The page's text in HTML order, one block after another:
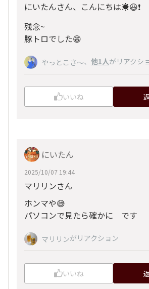
にいたんさん、こんにちは☀️😃❗️
残念~
豚トロでした😁
やっとこさ～、 他1人がリアクシ
いいね
にいたん
2025/10/07 19:44
マリリンさん
ホンマや😅
パソコンで見たら確かに です
マリリンがリアクション
いいね